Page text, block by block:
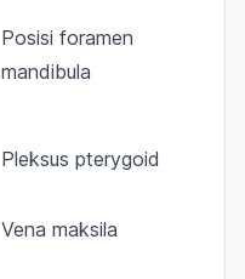
Posisi foramen
mandibula
Pleksus pterygoid
Vena maksila